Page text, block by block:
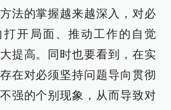
法的掌握越来越深入，对必
开局面、推动工作的自觉
提高。同时也要看到，在实
在对必须坚持问题导向贯彻
强的个别现象，从而导致对